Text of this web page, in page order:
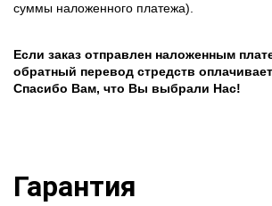
суммы наложенного платежа).
Если заказ отправлен наложенным
обратный перевод стредств
Спасибо Вам, что Вы выбрали Нас!
Гарантия